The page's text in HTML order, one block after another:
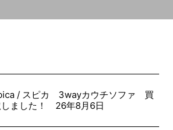
/ スピカ 3wayカウチソファ 買
しました！ 26年8月6日